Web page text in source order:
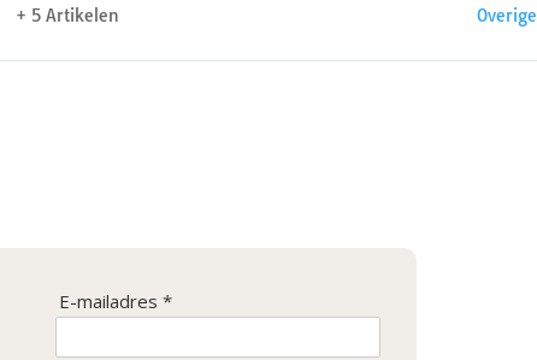
+ 5 Artikelen Overige
E-mailadres *